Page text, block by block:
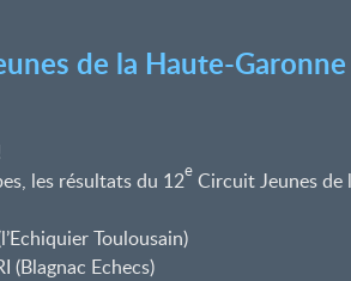
de la Haute-Garonne
les résultats du 12e Circuit Jeunes
Toulousain)
(Blagnac Echecs)